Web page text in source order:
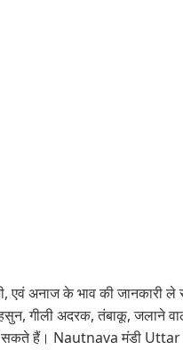
अनाज के भाव की जानकारी ले
गीली अदरक, तंबाकू,
सकते हैं। Nautnava मंडी